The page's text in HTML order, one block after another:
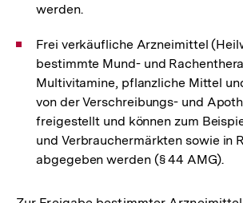
werden.
Frei verkäufliche Arzneimittel
bestimmte Mund- und
Multivitamine, pflanzliche Mittel
von der Verschreibungs- und
freigestellt und können zum
und Verbrauchermärkten sowie in
abgegeben werden (§ 44 AMG).